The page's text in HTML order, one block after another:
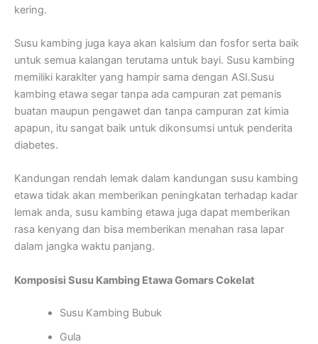
kering.
Susu kambing juga kaya akan kalsium dan fosfor serta baik
untuk semua kalangan terutama untuk bayi. Susu kambing
memiliki karaklter yang hampir sama dengan ASI.Susu
kambing etawa segar tanpa ada campuran zat pemanis
buatan maupun pengawet dan tanpa campuran zat kimia
apapun, itu sangat baik untuk dikonsumsi untuk penderita
diabetes.
Kandungan rendah lemak dalam kandungan susu kambing
etawa tidak akan memberikan peningkatan terhadap kadar
lemak anda, susu kambing etawa juga dapat memberikan
rasa kenyang dan bisa memberikan menahan rasa lapar
dalam jangka waktu panjang.
Komposisi Susu Kambing Etawa Gomars Cokelat
Susu Kambing Bubuk
Gula